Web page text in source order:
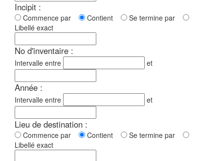
Incipit :
Commence par Contient
Se termine par
Libellé exact
No d'inventaire :
Intervalle entre et
Année :
Intervalle entre et
Lieu de destination :
Commence par Contient
Se termine par
Libellé exact